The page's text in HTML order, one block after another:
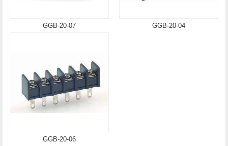
GGB-20-07 GGB-20-04
GGB-20-06